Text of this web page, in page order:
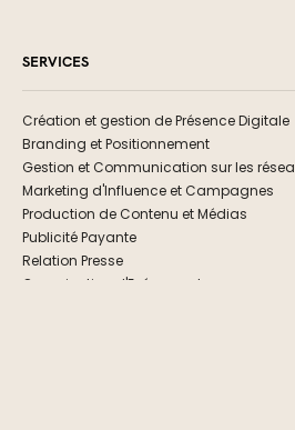
SERVICES
Création et gestion de Présence Digitale
Branding et Positionnement
Gestion et Communication sur les
Marketing d'Influence et Campagnes
Production de Contenu et Médias
Publicité Payante
Relation Presse
Organisation d'Evénements